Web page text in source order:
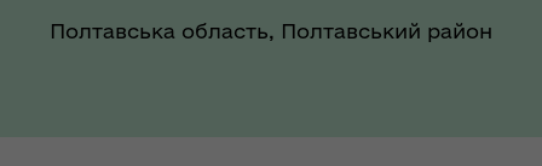
Полтавська область, Полтавський район